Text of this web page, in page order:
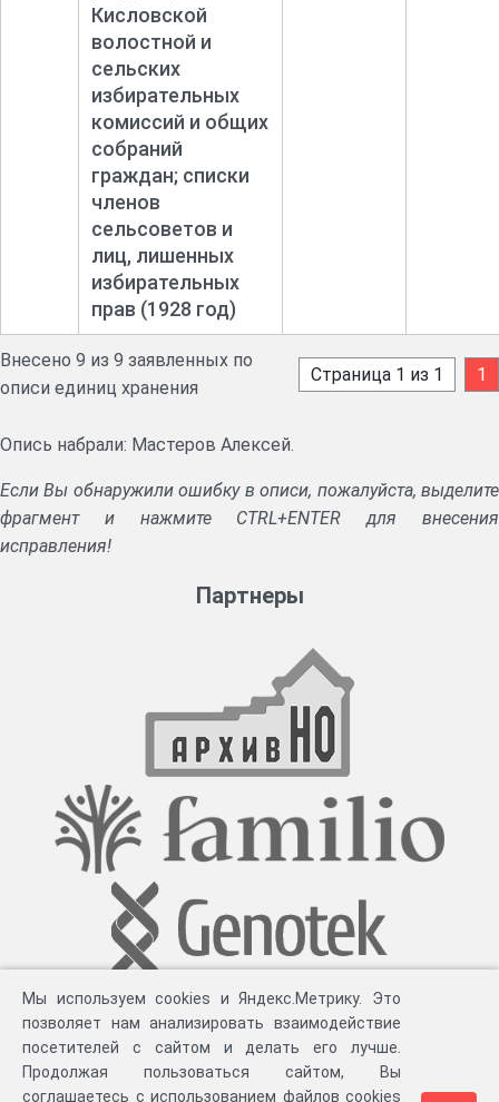
Кисловской
волостной и
сельских
избирательных
комиссий и общих
собраний
граждан; списки
членов
сельсоветов и
лиц, лишенных
избирательных
прав (1928 год)
Внесено 9 из 9 заявленных по
описи единиц хранения
Страница 1 из 1 1
Опись набрали: Мастеров Алексей.
Если Вы обнаружили ошибку в описи, пожалуйста, выделите
фрагмент и нажмите CTRL+ENTER для внесения
исправления!
Партнеры
Мы используем cookies и Яндекс.Метрику. Это
позволяет нам анализировать взаимодействие
посетителей с сайтом и делать его лучше.
Продолжая пользоваться сайтом, Вы
соглашаетесь с использованием файлов cookies